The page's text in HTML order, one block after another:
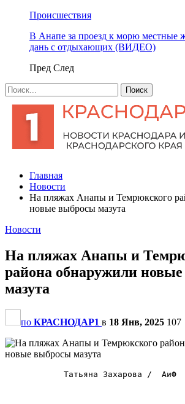
Происшествия
В Анапе за проезд к морю местные
дань с отдыхающих (ВИДЕО)
Пред След
Главная
Новости
На пляжах Анапы и Темрюкского
новые выбросы мазута
Новости
На пляжах Анапы и
района обнаружили
мазута
по КРАСНОДАР1 в 18 Янв, 2025 107
Татьяна